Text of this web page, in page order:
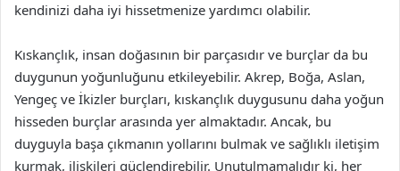
kendinizi daha iyi hissetmenize yardımcı olabilir.
Kıskançlık, insan doğasının bir parçasıdır ve burçlar da bu
duygunun yoğunluğunu etkileyebilir. Akrep, Boğa, Aslan,
Yengeç ve İkizler burçları, kıskançlık duygusunu daha yoğun
hisseden burçlar arasında yer almaktadır. Ancak, bu
duyguyla başa çıkmanın yollarını bulmak ve sağlıklı iletişim
kurmak, ilişkileri güçlendirebilir. Unutulmamalıdır ki, her